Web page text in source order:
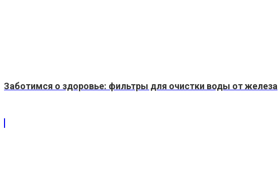
Заботимся о здоровье: фильтры для очистки воды от железа